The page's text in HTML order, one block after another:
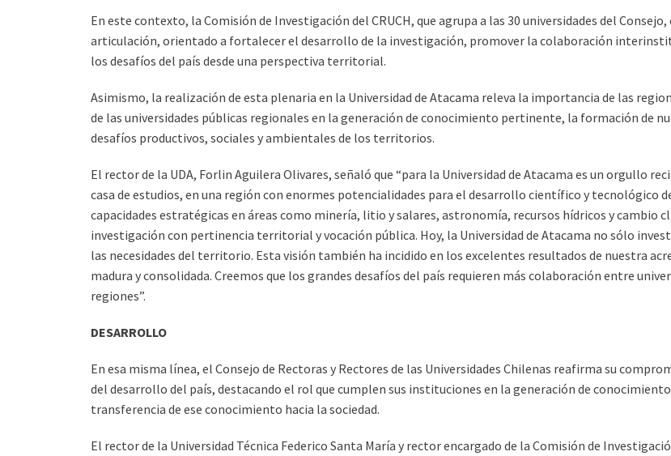
En este contexto, la Comisión de Investigación del CRUCH, que agrupa a las 30 universidades del
articulación, orientado a fortalecer el desarrollo de la investigación, promover la colaboración
los desafíos del país desde una perspectiva territorial.
Asimismo, la realización de esta plenaria en la Universidad de Atacama releva la importancia de las
de las universidades públicas regionales en la generación de conocimiento pertinente, la formación de
desafíos productivos, sociales y ambientales de los territorios.
El rector de la UDA, Forlin Aguilera Olivares, señaló que “para la Universidad de Atacama es un orgullo
casa de estudios, en una región con enormes potencialidades para el desarrollo científico y tecnológico
capacidades estratégicas en áreas como minería, litio y salares, astronomía, recursos hídricos y cambio
investigación con pertinencia territorial y vocación pública. Hoy, la Universidad de Atacama no sólo
las necesidades del territorio. Esta visión también ha incidido en los excelentes resultados de nuestra
madura y consolidada. Creemos que los grandes desafíos del país requieren más colaboración entre
regiones”.
DESARROLLO
En esa misma línea, el Consejo de Rectoras y Rectores de las Universidades Chilenas reafirma su
del desarrollo del país, destacando el rol que cumplen sus instituciones en la generación de
transferencia de ese conocimiento hacia la sociedad.
El rector de la Universidad Técnica Federico Santa María y rector encargado de la Comisión de